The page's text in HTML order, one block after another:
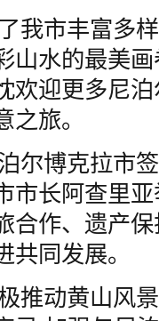
我市丰富多
山水的最美
欢迎更多尼
旅。
尔博克拉市
市长阿查里
合作、遗产
同发展。
推动黄山风